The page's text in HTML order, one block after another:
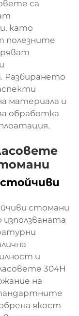
са
като
полезните
Разбирането
материала и
обработка
стомани
и
304H
на
якост